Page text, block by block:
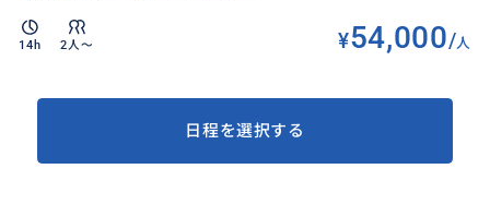
14h 2人〜 ¥54,000/人
日程を選択する